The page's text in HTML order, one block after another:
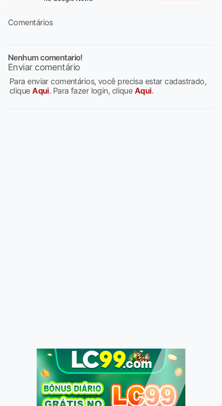
Comentários
Nenhum comentario!
Enviar comentário
Para enviar comentários, você precisa estar cadastrado,
cliqueAqui. Para fazer login, clique Aqui.